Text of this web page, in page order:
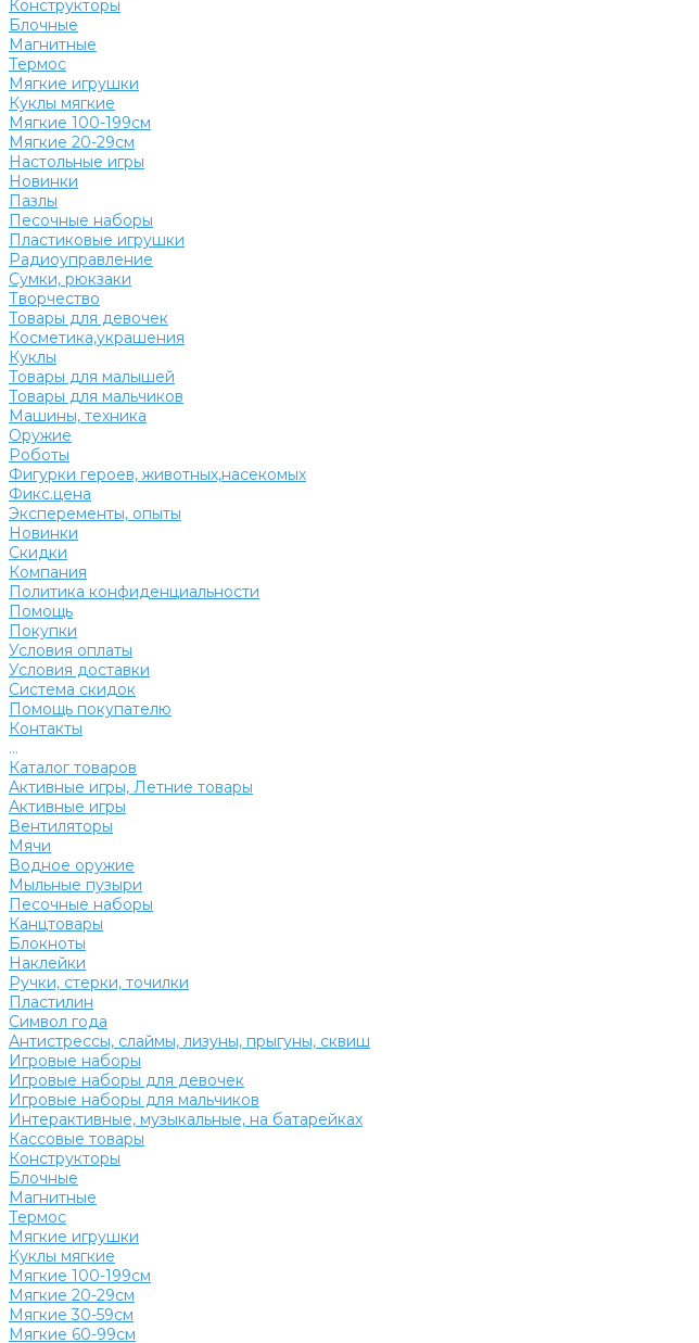
Конструкторы
Блочные
Магнитные
Термос
Мягкие игрушки
Куклы мягкие
Мягкие 100-199см
Мягкие 20-29см
Настольные игры
Новинки
Пазлы
Песочные наборы
Пластиковые игрушки
Радиоуправление
Сумки, рюкзаки
Творчество
Товары для девочек
Косметика,украшения
Куклы
Товары для малышей
Товары для мальчиков
Машины, техника
Оружие
Роботы
Фигурки героев, животных,насекомых
Фикс.цена
Эксперементы, опыты
Новинки
Скидки
Компания
Политика конфиденциальности
Помощь
Покупки
Условия оплаты
Условия доставки
Система скидок
Помощь покупателю
Контакты
...
Каталог товаров
Активные игры, Летние товары
Активные игры
Вентиляторы
Мячи
Водное оружие
Мыльные пузыри
Песочные наборы
Канцтовары
Блокноты
Наклейки
Ручки, стерки, точилки
Пластилин
Символ года
Антистрессы, слаймы, лизуны, прыгуны, сквиш
Игровые наборы
Игровые наборы для девочек
Игровые наборы для мальчиков
Интерактивные, музыкальные, на батарейках
Кассовые товары
Конструкторы
Блочные
Магнитные
Термос
Мягкие игрушки
Куклы мягкие
Мягкие 100-199см
Мягкие 20-29см
Мягкие 30-59см
Мягкие 60-99см